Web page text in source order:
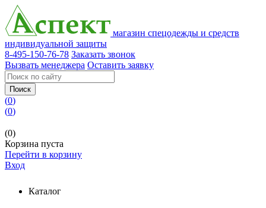
магазин спецодежды и средств
индивидуальной защиты
8-495-150-76-78 Заказать звонок
Вызвать менеджера Оставить заявку
Поиск
(0)
(0)
(0)
Корзина пуста
Перейти в корзину
Вход
Каталог